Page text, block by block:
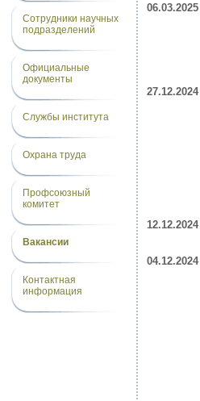
Сотрудники научных
подразделений
Официальные
документы
Службы института
Охрана труда
Профсоюзный
комитет
Вакансии
Контактная
информация
06.03.2025
27.12.2024
12.12.2024
04.12.2024